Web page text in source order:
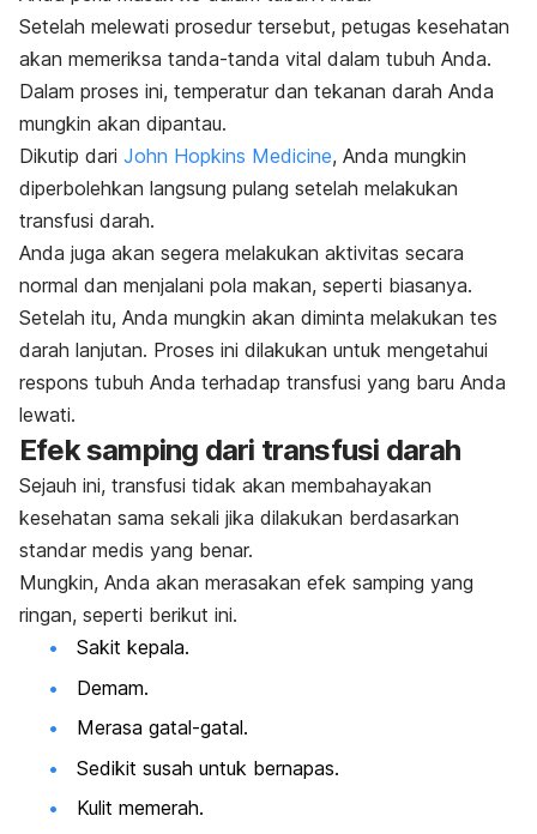
Setelah melewati prosedur tersebut, petugas kesehatan
akan memeriksa tanda-tanda vital dalam tubuh Anda.
Dalam proses ini, temperatur dan tekanan darah Anda
mungkin akan dipantau.
Dikutip dari John Hopkins Medicine, Anda mungkin
diperbolehkan langsung pulang setelah melakukan
transfusi darah.
Anda juga akan segera melakukan aktivitas secara
normal dan menjalani pola makan, seperti biasanya.
Setelah itu, Anda mungkin akan diminta melakukan tes
darah lanjutan. Proses ini dilakukan untuk mengetahui
respons tubuh Anda terhadap transfusi yang baru Anda
lewati.
Efek samping dari transfusi darah
Sejauh ini, transfusi tidak akan membahayakan
kesehatan sama sekali jika dilakukan berdasarkan
standar medis yang benar.
Mungkin, Anda akan merasakan efek samping yang
ringan, seperti berikut ini.
Sakit kepala.
Demam.
Merasa gatal-gatal.
Sedikit susah untuk bernapas.
Kulit memerah.